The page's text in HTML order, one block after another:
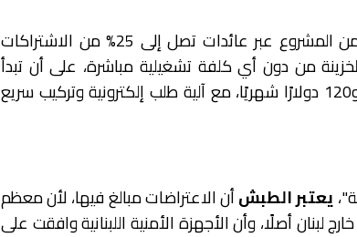
ويلفت إلى أن الدولة ستستفيد ماليًا من المشروع عبر عائدات تصل إلى 25% من الاشتراكات
للخزينة من دون أي كلفة تشغيلية مباشرة، على أن تبدأ
بين 100 و120 دولارًا شهريًا، مع آلية طلب إلكترونية وتركيب سريع
يعتبر الطبشأن الاعتراضات مبالغ فيها، لأن معظم
لبنان أصلًا، وأن الأجهزة الأمنية اللبنانية وافقت على